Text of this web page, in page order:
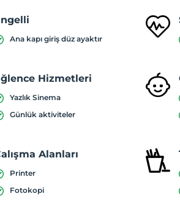
Ana kapı giriş düz ayaktır
Hizmetleri
Yazlık Sinema
Günlük aktiviteler
Alanları
Printer
Fotokopi